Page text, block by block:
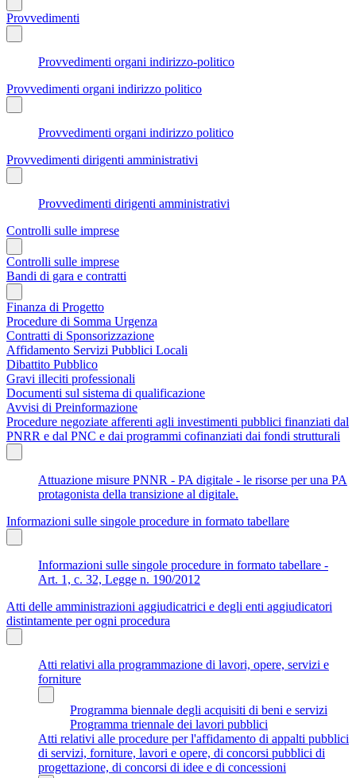
Provvedimenti
Provvedimenti organi indirizzo-politico
Provvedimenti organi indirizzo politico
Provvedimenti organi indirizzo politico
Provvedimenti dirigenti amministrativi
Provvedimenti dirigenti amministrativi
Controlli sulle imprese
Controlli sulle imprese
Bandi di gara e contratti
Finanza di Progetto
Procedure di Somma Urgenza
Contratti di Sponsorizzazione
Affidamento Servizi Pubblici Locali
Dibattito Pubblico
Gravi illeciti professionali
Documenti sul sistema di qualificazione
Avvisi di Preinformazione
Procedure negoziate afferenti agli investimenti pubblici finanziati dal
PNRR e dal PNC e dai programmi cofinanziati dai fondi strutturali
Attuazione misure PNNR - PA digitale - le risorse per una PA
protagonista della transizione al digitale.
Informazioni sulle singole procedure in formato tabellare
Informazioni sulle singole procedure in formato tabellare -
Art. 1, c. 32, Legge n. 190/2012
Atti delle amministrazioni aggiudicatrici e degli enti aggiudicatori
distintamente per ogni procedura
Atti relativi alla programmazione di lavori, opere, servizi e
forniture
Programma biennale degli acquisiti di beni e servizi
Programma triennale dei lavori pubblici
Atti relativi alle procedure per l'affidamento di appalti pubblici
di servizi, forniture, lavori e opere, di concorsi pubblici di
progettazione, di concorsi di idee e di concessioni